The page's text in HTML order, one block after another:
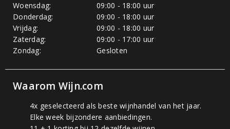
Woensdag:
09:00 - 18:00 uur
Donderdag:
09:00 - 18:00 uur
Vrijdag:
09:00 - 18:00 uur
Zaterdag:
09:00 - 17:00 uur
Zondag:
Gesloten
Waarom Wijn.com
4x geselecteerd als beste wijnhandel van het jaar.
Elke week bijzondere aanbiedingen.